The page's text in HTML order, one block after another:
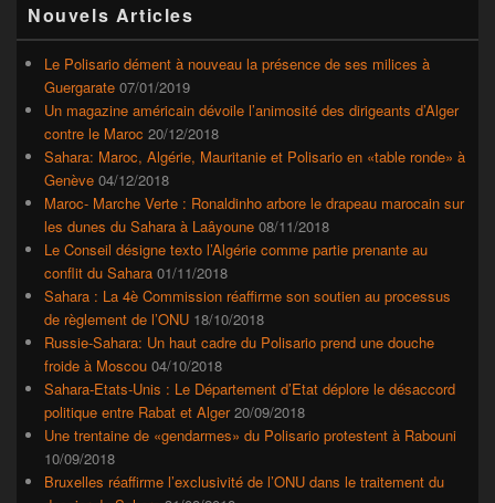
principale
de
widget
barre
latérale
Nouvels Articles
Le Polisario dément à nouveau la présence de ses milices à
Guergarate 07/01/2019
Un magazine américain dévoile l’animosité des dirigeants d’Alger
contre le Maroc 20/12/2018
Sahara: Maroc, Algérie, Mauritanie et Polisario en «table ronde» à
Genève 04/12/2018
Maroc- Marche Verte : Ronaldinho arbore le drapeau marocain sur
les dunes du Sahara à Laâyoune 08/11/2018
Le Conseil désigne texto l’Algérie comme partie prenante au
conflit du Sahara 01/11/2018
Sahara : La 4è Commission réaffirme son soutien au processus
de règlement de l’ONU 18/10/2018
Russie-Sahara: Un haut cadre du Polisario prend une douche
froide à Moscou 04/10/2018
Sahara-Etats-Unis : Le Département d’Etat déplore le désaccord
politique entre Rabat et Alger 20/09/2018
Une trentaine de «gendarmes» du Polisario protestent à Rabouni
10/09/2018
Bruxelles réaffirme l’exclusivité de l’ONU dans le traitement du